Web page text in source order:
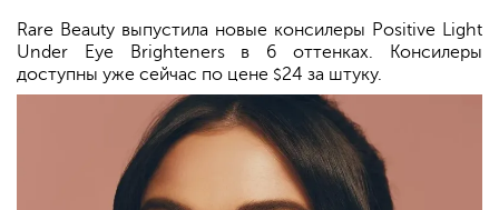
Rare Beauty выпустила новые консилеры Positive Light
Under Eye Brighteners в 6 оттенках. Консилеры
доступны уже сейчас по цене $24 за штуку.